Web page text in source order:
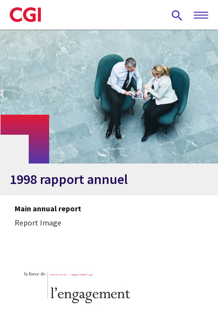
Skip
to
main
content
1998 rapport annuel
Main annual report
Report Image